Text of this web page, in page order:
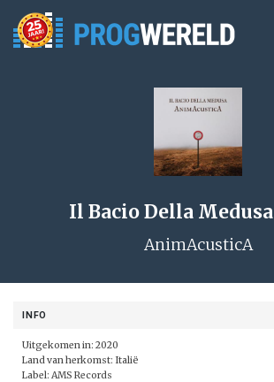
Il Bacio Della Medusa
AnimAcusticA
INFO
Uitgekomen in: 2020
Land van herkomst: Italië
Label: AMS Records